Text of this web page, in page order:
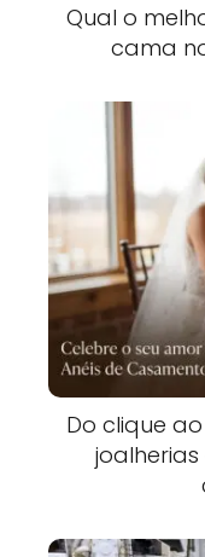
Qual o
cama
Do clique